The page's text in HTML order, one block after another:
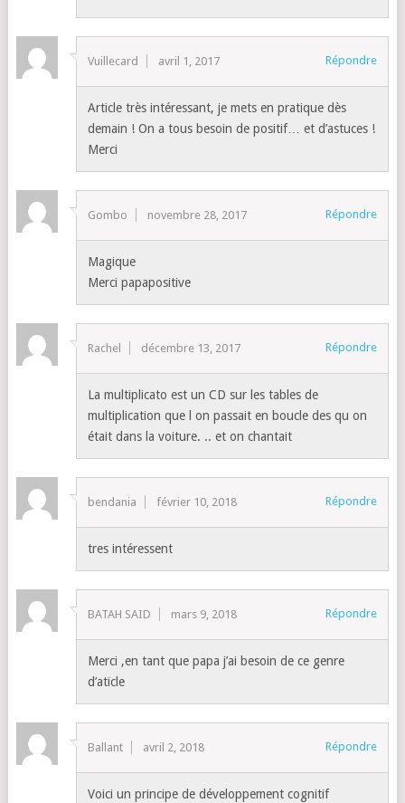
Vuillecard avril 1, 2017 Répondre
Article très intéressant, je mets en pratique dès
demain ! On a tous besoin de positif… et d’astuces !
Merci
Gombo novembre 28, 2017 Répondre
Magique
Merci papapositive
Rachel décembre 13, 2017 Répondre
La multiplicato est un CD sur les tables de
multiplication que l on passait en boucle des qu on
était dans la voiture. .. et on chantait
bendania février 10, 2018 Répondre
tres intéressent
BATAH SAID mars 9, 2018 Répondre
Merci ,en tant que papa j’ai besoin de ce genre
d’aticle
Ballant avril 2, 2018 Répondre
Voici un principe de développement cognitif